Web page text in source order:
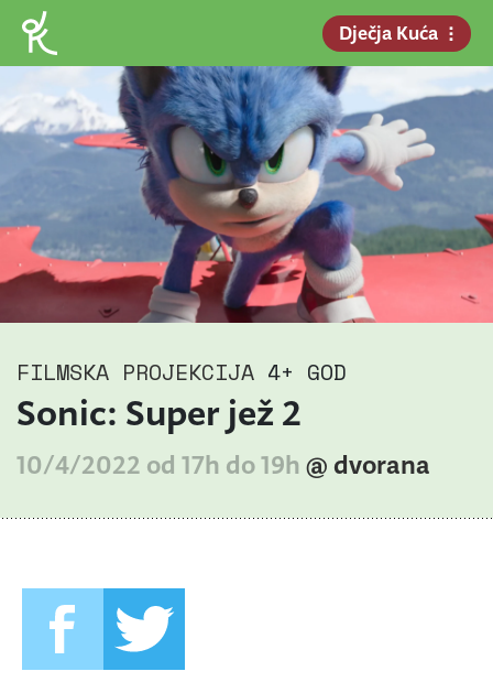
Dječja Kuća
FILMSKA PROJEKCIJA 4+ GOD
Sonic: Super jež 2
10/4/2022 od 17h do 19h @ dvorana